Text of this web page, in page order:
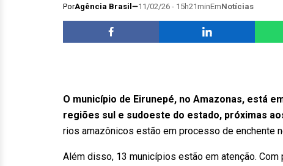
PorAgência Brasil 11/02/26 - 15h21minEmNotícias
O município de Eirunepé, no Amazonas, está
regiões sul e sudoeste do estado, próximas
rios amazônicos estão em processo de enchente
Além disso, 13 municípios estão em atenção.